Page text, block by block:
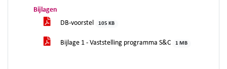
Bijlagen
DB-voorstel
105 KB
Bijlage 1 - Vaststelling programma S&C 1 MB